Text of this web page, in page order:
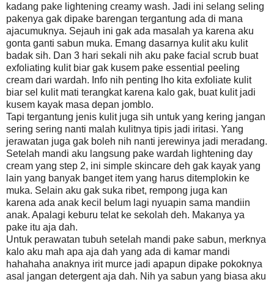
kadang pake lightening creamy wash. Jadi ini selang seling
pakenya gak dipake barengan tergantung ada di mana
ajacumuknya. Sejauh ini gak ada masalah ya karena aku
gonta ganti sabun muka. Emang dasarnya kulit aku kulit
badak sih. Dan 3 hari sekali nih aku pake facial scrub buat
exfoliating kulit biar gak kusem pake essential peeling
cream dari wardah. Info nih penting lho kita exfoliate kulit
biar sel kulit mati terangkat karena kalo gak, buat kulit jadi
kusem kayak masa depan jomblo.
Tapi tergantung jenis kulit juga sih untuk yang kering jangan
sering sering nanti malah kulitnya tipis jadi iritasi. Yang
jerawatan juga gak boleh nih nanti jerewinya jadi meradang.
Setelah mandi aku langsung pake wardah lightening day
cream yang step 2, ini simple skincare deh gak kayak yang
lain yang banyak banget item yang harus ditemplokin ke
muka. Selain aku gak suka ribet, rempong juga kan
karena ada anak kecil belum lagi nyuapin sama mandiin
anak. Apalagi keburu telat ke sekolah deh. Makanya ya
pake itu aja dah.
Untuk perawatan tubuh setelah mandi pake sabun, merknya
kalo aku mah apa aja dah yang ada di kamar mandi
hahahaha anaknya irit murce jadi apapun dipake pokoknya
asal jangan detergent aja dah. Nih ya sabun yang biasa aku